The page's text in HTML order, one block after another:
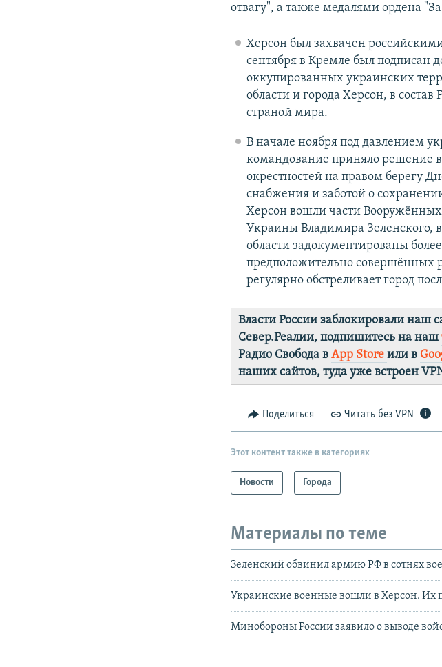
отвагу", а также медалями ордена
Херсон был захвачен
сентября в Кремле был подписан
оккупированных украинских
области и города Херсон, в
страной мира.
В начале ноября под давлением
командование приняло решение
окрестностей на правом берегу
снабжения и заботой о
Херсон вошли части
Украины Владимира Зеленского,
области задокументированы
предположительно совершённых
регулярно обстреливает город
Власти России заблокировали наш
Север.Реалии, подпишитесь на наш
Радио Свобода вApp Storeили в
наших сайтов, туда уже встроен
Поделиться Читать без VPN
Этот контент также в категориях
Новости Города
Материалы по теме
Зеленский обвинил армию РФ в сотнях
Украинские военные вошли в Херсон. Их
Минобороны России заявило о выводе